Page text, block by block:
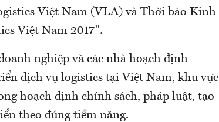
Việt Nam (VLA) và Thời báo Kinh
Việt Nam 2017".
nghiệp và các nhà hoạch định
dịch vụ logistics tại Việt Nam, khu vực
hoạch định chính sách, pháp luật, tạo
theo đúng tiềm năng.